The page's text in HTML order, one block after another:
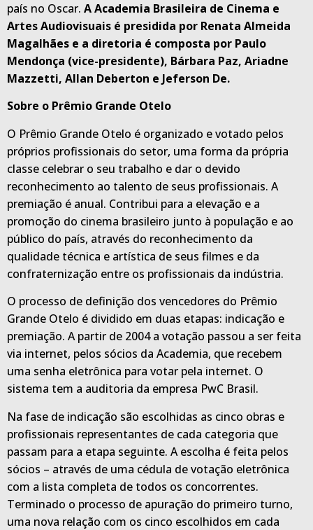
país no Oscar. A Academia Brasileira de Cinema e
Artes Audiovisuais é presidida por Renata Almeida
Magalhães e a diretoria é composta por Paulo
Mendonça (vice-presidente), Bárbara Paz, Ariadne
Mazzetti, Allan Deberton e Jeferson De.
Sobre o Prêmio Grande Otelo
O Prêmio Grande Otelo é organizado e votado pelos
próprios profissionais do setor, uma forma da própria
classe celebrar o seu trabalho e dar o devido
reconhecimento ao talento de seus profissionais. A
premiação é anual. Contribui para a elevação e a
promoção do cinema brasileiro junto à população e ao
público do país, através do reconhecimento da
qualidade técnica e artística de seus filmes e da
confraternização entre os profissionais da indústria.
O processo de definição dos vencedores do Prêmio
Grande Otelo é dividido em duas etapas: indicação e
premiação. A partir de 2004 a votação passou a ser feita
via internet, pelos sócios da Academia, que recebem
uma senha eletrônica para votar pela internet. O
sistema tem a auditoria da empresa PwC Brasil.
Na fase de indicação são escolhidas as cinco obras e
profissionais representantes de cada categoria que
passam para a etapa seguinte. A escolha é feita pelos
sócios – através de uma cédula de votação eletrônica
com a lista completa de todos os concorrentes.
Terminado o processo de apuração do primeiro turno,
uma nova relação com os cinco escolhidos em cada